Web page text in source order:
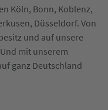
Köln, Bonn, Koblenz,
Düsseldorf. Von
und auf unsere
mit unserem
ganz Deutschland